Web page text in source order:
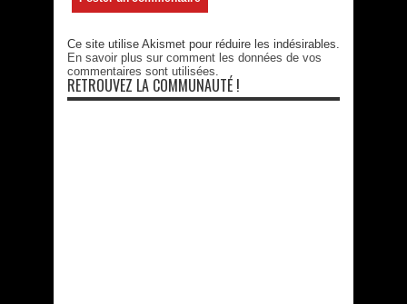
Ce site utilise Akismet pour réduire les indésirables.
En savoir plus sur comment les données de vos
commentaires sont utilisées
RETROUVEZ LA COMMUNAUTÉ !